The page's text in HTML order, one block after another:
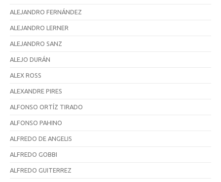
ALEJANDRO FERNÁNDEZ
ALEJANDRO LERNER
ALEJANDRO SANZ
ALEJO DURÁN
ALEX ROSS
ALEXANDRE PIRES
ALFONSO ORTÍZ TIRADO
ALFONSO PAHINO
ALFREDO DE ANGELIS
ALFREDO GOBBI
ALFREDO GUITERREZ